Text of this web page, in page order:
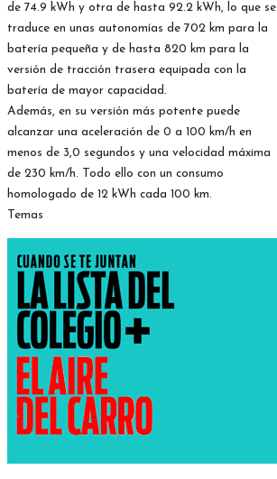
de 74.9 kWh y otra de hasta 92.2 kWh, lo que se
traduce en unas autonomías de 702 km para la
batería pequeña y de hasta 820 km para la
versión de tracción trasera equipada con la
batería de mayor capacidad.
Además, en su versión más potente puede
alcanzar una aceleración de 0 a 100 km/h en
menos de 3,0 segundos y una velocidad máxima
de 230 km/h. Todo ello con un consumo
homologado de 12 kWh cada 100 km.
Temas